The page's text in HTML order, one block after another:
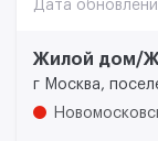
Дата
Жилой дом/
г Москва,